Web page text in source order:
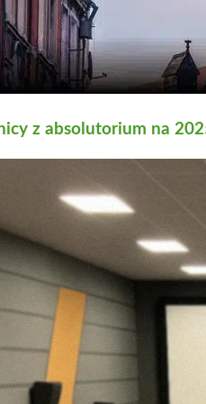
z absolutorium na